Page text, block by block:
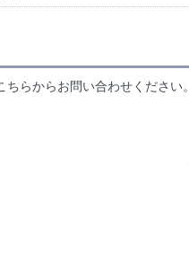
らからお問い合わせください。